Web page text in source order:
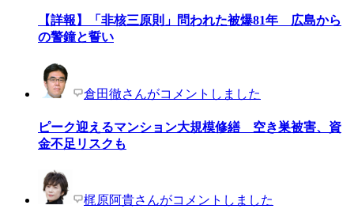
【詳報】「非核三原則」問われた被爆81年 広島から
の警鐘と誓い
倉田徹さんがコメントしました
ピーク迎えるマンション大規模修繕 空き巣被害、資
金不足リスクも
梶原阿貴さんがコメントしました